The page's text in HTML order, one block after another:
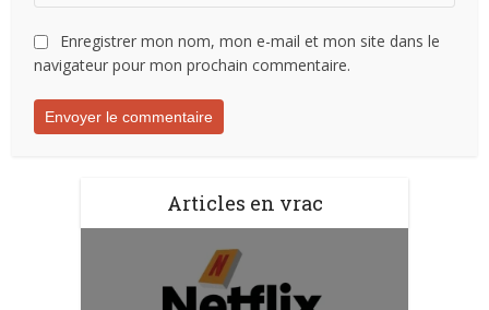
Enregistrer mon nom, mon e-mail et mon site dans le
navigateur pour mon prochain commentaire.
Articles en vrac